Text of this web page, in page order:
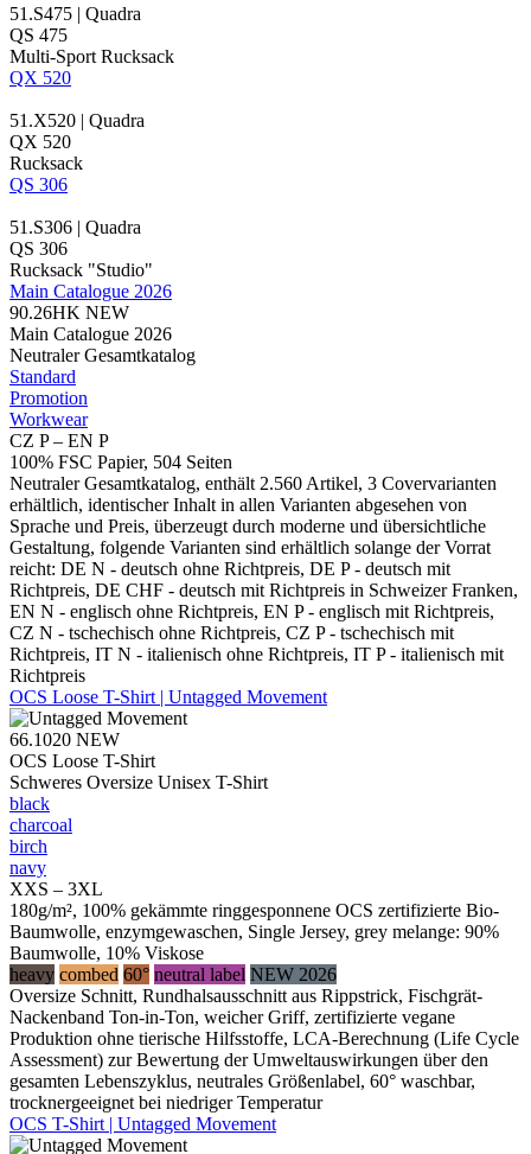
51.S475 | Quadra
QS 475
Multi-Sport Rucksack
QX 520
51.X520 | Quadra
QX 520
Rucksack
QS 306
51.S306 | Quadra
QS 306
Rucksack "Studio"
Main Catalogue 2026
90.26HK NEW
Main Catalogue 2026
Neutraler Gesamtkatalog
Standard
Promotion
Workwear
CZ P – EN P
100% FSC Papier, 504 Seiten
Neutraler Gesamtkatalog, enthält 2.560 Artikel, 3 Covervarianten
erhältlich, identischer Inhalt in allen Varianten abgesehen von
Sprache und Preis, überzeugt durch moderne und übersichtliche
Gestaltung, folgende Varianten sind erhältlich solange der Vorrat
reicht: DE N - deutsch ohne Richtpreis, DE P - deutsch mit
Richtpreis, DE CHF - deutsch mit Richtpreis in Schweizer Franken,
EN N - englisch ohne Richtpreis, EN P - englisch mit Richtpreis,
CZ N - tschechisch ohne Richtpreis, CZ P - tschechisch mit
Richtpreis, IT N - italienisch ohne Richtpreis, IT P - italienisch mit
Richtpreis
OCS Loose T-Shirt | Untagged Movement
66.1020 NEW
OCS Loose T-Shirt
Schweres Oversize Unisex T-Shirt
black
charcoal
birch
navy
XXS – 3XL
180g/m², 100% gekämmte ringgesponnene OCS zertifizierte Bio-
Baumwolle, enzymgewaschen, Single Jersey, grey melange: 90%
Baumwolle, 10% Viskose
heavy combed 60° neutral label NEW 2026
Oversize Schnitt, Rundhalsausschnitt aus Rippstrick, Fischgrät-
Nackenband Ton-in-Ton, weicher Griff, zertifizierte vegane
Produktion ohne tierische Hilfsstoffe, LCA-Berechnung (Life Cycle
Assessment) zur Bewertung der Umweltauswirkungen über den
gesamten Lebenszyklus, neutrales Größenlabel, 60° waschbar,
trocknergeeignet bei niedriger Temperatur
OCS T-Shirt | Untagged Movement